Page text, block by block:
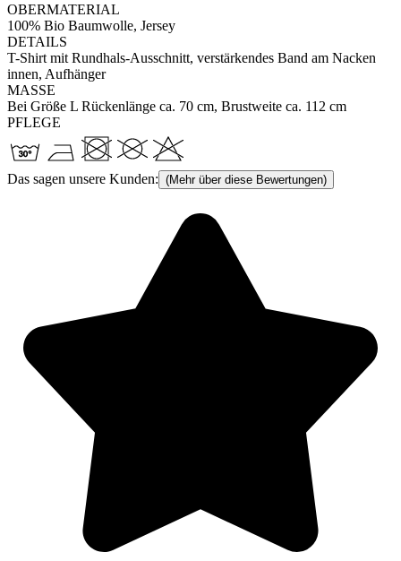
OBERMATERIAL
100% Bio Baumwolle, Jersey
DETAILS
T-Shirt mit Rundhals-Ausschnitt, verstärkendes Band am Nacken
innen, Aufhänger
MASSE
Bei Größe L Rückenlänge ca. 70 cm, Brustweite ca. 112 cm
PFLEGE
Das sagen unsere Kunden: (Mehr über diese Bewertungen)